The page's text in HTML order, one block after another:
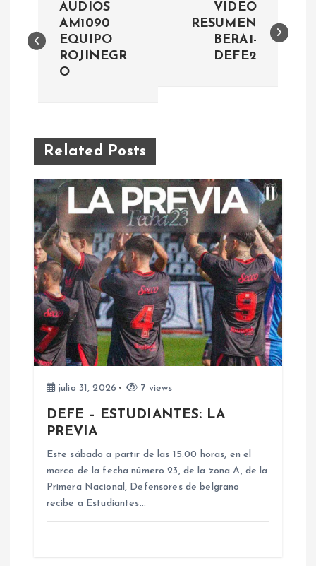
a
g
a
c
ó
n
d
AUDIOS
AM1090
EQUIPO
ROJINEGR
O
VIDEO
RESUMEN
BERA1-
DEFE2
Related Posts
julio 31, 2026 7 views
DEFE – ESTUDIANTES: LA
PREVIA
Este sábado a partir de las 15:00 horas, en el
marco de la fecha número 23, de la zona A, de la
Primera Nacional, Defensores de belgrano
recibe a Estudiantes…